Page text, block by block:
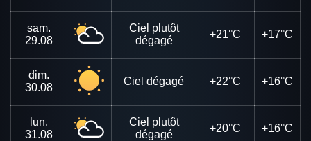
sam.
29.08
Ciel plutôt
dégagé
+21°C +17°C
dim.
30.08
Ciel dégagé +22°C +16°C
lun.
31.08
Ciel plutôt
dégagé
+20°C +16°C